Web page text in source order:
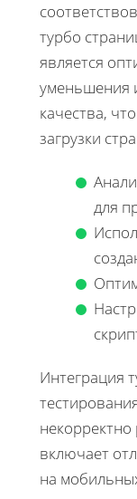
турбо
является
уменьшения
качества,
загрузки
для
Интеграция
включает
на